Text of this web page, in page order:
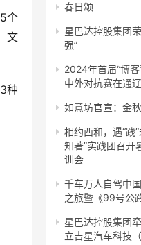
个
文
种
春日颂
星巴达控股集团
强”
2024年首届“博
中外对抗赛在通
如意坊官宣：金
相约西和，遇“践
知著”实践团召开
训会
千车万人自驾中
之旅暨《99号公
星巴达控股集团
立吉星汽车科技